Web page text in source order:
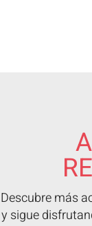
Descubre más
y sigue